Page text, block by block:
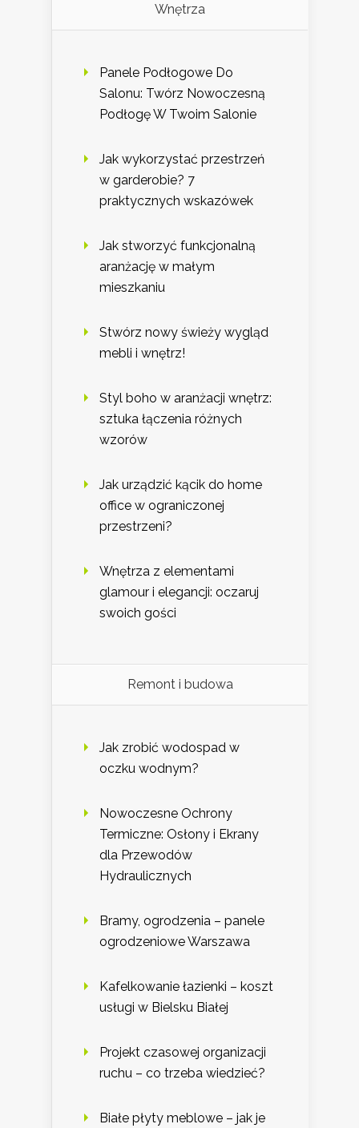
Wnętrza
Panele Podłogowe Do
Salonu: Twórz Nowoczesną
Podłogę W Twoim Salonie
Jak wykorzystać przestrzeń
w garderobie? 7
praktycznych wskazówek
Jak stworzyć funkcjonalną
aranżację w małym
mieszkaniu
Stwórz nowy świeży wygląd
mebli i wnętrz!
Styl boho w aranżacji wnętrz:
sztuka łączenia różnych
wzorów
Jak urządzić kącik do home
office w ograniczonej
przestrzeni?
Wnętrza z elementami
glamour i elegancji: oczaruj
swoich gości
Remont i budowa
Jak zrobić wodospad w
oczku wodnym?
Nowoczesne Ochrony
Termiczne: Osłony i Ekrany
dla Przewodów
Hydraulicznych
Bramy, ogrodzenia – panele
ogrodzeniowe Warszawa
Kafelkowanie łazienki – koszt
usługi w Bielsku Białej
Projekt czasowej organizacji
ruchu – co trzeba wiedzieć?
Białe płyty meblowe – jak je